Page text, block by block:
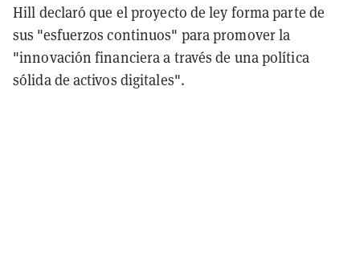
Hill declaró que el proyecto de ley forma parte de
sus "esfuerzos continuos" para promover la
"innovación financiera a través de una política
sólida de activos digitales".